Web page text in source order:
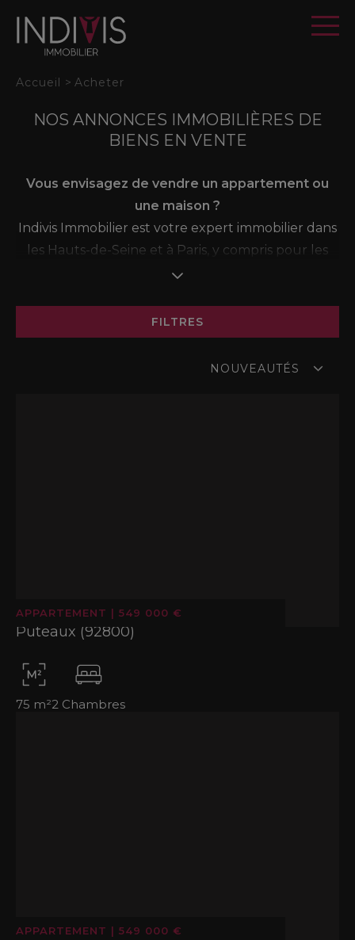
Accueil > Acheter
NOS ANNONCES IMMOBILIÈRES DE
BIENS EN VENTE
Vous envisagez de vendre un appartement ou
une maison ?
Indivis Immobilier est votre expert immobilier dans
les Hauts-de-Seine et à Paris, y compris pour les
ventes en indivision ou dans des régimes
encore les successions.
Bénéficiez d'une estimation gratuite basée sur les
prix actuels et les tendances du marché
FILTRES
NOUVEAUTÉS
APPARTEMENT | 549 000 €
Puteaux (92800)
75 m²2 Chambres
APPARTEMENT | 549 000 €